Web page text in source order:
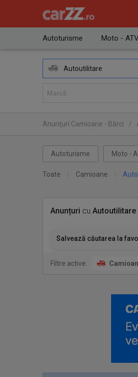
Autoturisme Moto - ATV
Autoutilitare
Anunţuri Camioane - Bărci /
Autoturisme Moto -
Toate Camioane
Anunțuri cu Autoutilitare
Salvează căutarea la
Filtre active: